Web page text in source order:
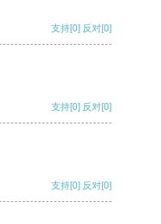
支持[0] 反对[0]
支持[0] 反对[0]
支持[0] 反对[0]